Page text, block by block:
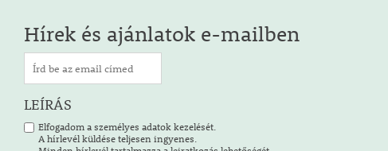
Hírek és ajánlatok e-mailben
LEÍRÁS
Elfogadom a személyes adatok kezelését.
A hírlevél küldése teljesen ingyenes.